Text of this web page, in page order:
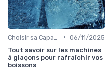
• 06/11/2025
Tout savoir sur les machines
à glaçons pour rafraîchir vos
boissons